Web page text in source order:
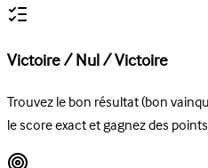
Victoire / Nul / Victoire
Trouvez le bon résultat (bon
le score exact et gagnez des